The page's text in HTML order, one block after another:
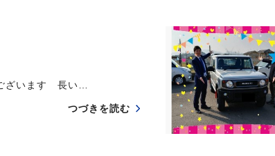
ざいます 長い…
つづきを読む